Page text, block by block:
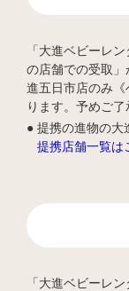
「大進ベビーレ
の店舗での受取
進五日市店のみ
ります。予めご了
提携の進物の大
提携店舗一覧は
「大進ベビーレ